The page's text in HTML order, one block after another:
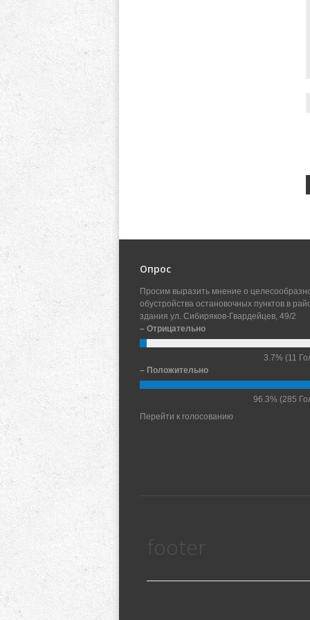
Опрос
Просим выразить мнение о
обустройства остановочных пунктов в
здания ул. Сибиряков-Гвардейцев, 49/2
– Отрицательно
3.7% (11
– Положительно
96.3% (285
Перейти к голосованию
footer